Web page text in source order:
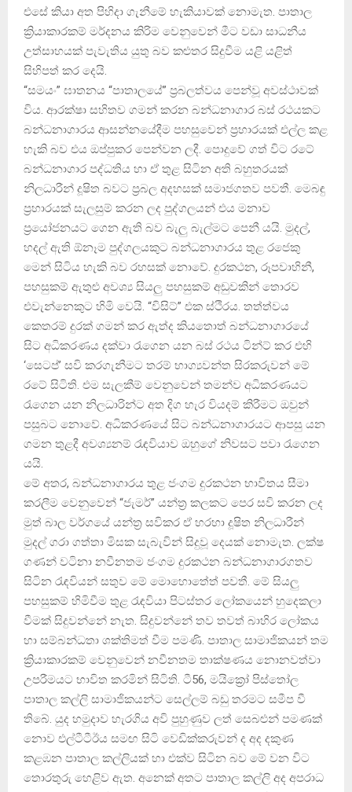
එසේ කියා අත පිහිදා ගැනීමේ හැකියාවක් නොමැත. පාතාල
ක්‍රියාකාරකම් මර්දනය කිරිම වෙනුවෙන් මීට වඩා සාධනීය
උත්සාහයක් පැවැතිය යුතු බව කළුතර සිදුවීම යළි යළිත්
සිහිපත් කර දෙයි.
“සමයං” ඝාතනය “පාතාලයේ” ප්‍රබලත්වය පෙන්වූ අවස්ථාවක්
විය. ආරක්ෂා සහිතව ගමන් කරන බන්ධනාගාර බස් රථයකට
බන්ධනාගාරය ආසන්නයේදීම පහසුවෙන් ප්‍රහාරයක් එල්ල කළ
හැකි බව එය ඔප්පුකර පෙන්වන ලදී. පොදුවේ ගත් විට රටේ
බන්ධනාගාර පද්ධතිය හා ඒ තුළ සිටින අති බහුතරයක්
නිලධාරීන් දූෂිත බවට ප්‍රබල අදහසක් සමාජගතව පවතී. මෙබඳු
ප්‍රහාරයක් සැලසුම් කරන ලද පුද්ගලයන් එය මනාව
ප්‍රයෝජනයට ගෙන ඇති බව බැලු බැල්මට පෙනී යයි. මුදල්,
හදල් ඇති ඕනෑම පුද්ගලයකුට බන්ධනාගාරය තුළ රජෙකු
මෙන් සිටිය හැකි බව රහසක් නොවේ. දුරකථන, රූපවාහිනී,
පහසුකම් ඇතුළු අවශ්‍ය සියලු පහසුකම් අඩුවකින් තොරව
එවැන්නෙකුට හිමි වෙයි. “විසිට්” එක ස්ථිරය. තත්ත්වය
කෙතරම් දුරක් ගමන් කර ඇත්ද කියතොත් බන්ධනාගාරයේ
සිට අධිකරණය දක්වා රැගෙන යන බස් රථය ටින්ට් කර එහි
‘සෙටප්’ සවි කරගැනීමට තරම් භාග්‍යවන්ත සිරකරුවන් මේ
රටේ සිටිති. එම සැලකීම් වෙනුවෙන් තමන්ව අධිකරණයට
රැගෙන යන නිලධාරින්ට අත දිග හැර වියදම් කිරීමට ඔවුන්
පසුබට නොවේ. අධිකරණයේ සිට බන්ධනාගාරයට ආපසු යන
ගමන තුළදී අවශ්‍යනම් රැඳවියාව ඔහුගේ නිවසට පවා රැගෙන
යයි.
මේ අතර, බන්ධනාගාරය තුළ ජංගම දුරකථන භාවිතය සීමා
කරලීම වෙනුවෙන් “ජැමර්” යන්ත්‍ර කලකට පෙර සවි කරන ලද
මුත් බාල වර්ගයේ යන්ත්‍ර සවිකර ඒ හරහා දූෂිත නිලධාරීන්
මුදල් ගරා ගත්තා මිසක සැබැවින් සිදුවූ දෙයක් නොමැත. ලක්ෂ
ගණන් වටිනා නවීනතම ජංගම දුරකථන බන්ධනාගාරගතව
සිටින රැඳවියන් සතුව මේ මොහොතේත් පවතී. මේ සියලු
පහසුකම් හිමිවීම තුළ රැඳවියා පිටස්තර ලෝකයෙන් හුදෙකලා
වීමක් සිදුවන්නේ නැත. සිදුවන්නේ තව තවත් බාහිර ලෝකය
හා සම්බන්ධතා ශක්තිමත් වීම පමණි. පාතාල සාමාජිකයන් තම
ක්‍රියාකාරකම් වෙනුවෙන් නවීනතම තාක්ෂණය නොනවත්වා
උපරීමයට භාවිත කරමින් සිටිති. ටී56, මයික්‍රෝ පිස්තෝල
පාතාල කල්ලි සාමාජිකයන්ට සෙල්ලම් බඩු තරමට සමීප වී
තිබේ. යුද හමුදාව හැරගිය අවි පුහුණුව ලත් සෙබළුන් පමණක්
නොව එල්ටීටීඊය සමඟ සිටි වෙඩික්කරුවන් ද අද දකුණ
කළඹන පාතාල කල්ලියක් හා එක්ව සිටින බව මේ වන විට
තොරතුරු හෙළිව ඇත. අනෙක් අතට පාතාල කල්ලි අද අපරාධ